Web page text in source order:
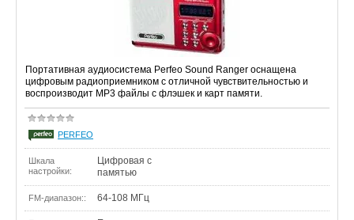
Портативная аудиосистема Perfeo Sound Ranger оснащена
цифровым радиоприемником c отличной чувствительностью и
воспроизводит MP3 файлы с флэшек и карт памяти.
PERFEO
Шкала
настройки:
Цифровая с
памятью
FM-диапазон:: 64-108 МГц